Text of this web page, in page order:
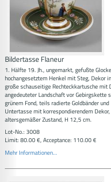
Bildertasse Flaneur
1. Hälfte 19. Jh., ungemarkt, gefußte
hochangesetztem Henkel mit Steg, Dekor
große schauseitige Rechteckkartusche mit
angedeuteter Landschaft vor
grünem Fond, teils radierte Goldbänder
Untertasse mit korrespondierendem
altersgemäßer Zustand, H 12,5 cm.
Lot-No.: 3008
Limit: 80.00 €, Acceptance: 110.00 €
Mehr Informationen...